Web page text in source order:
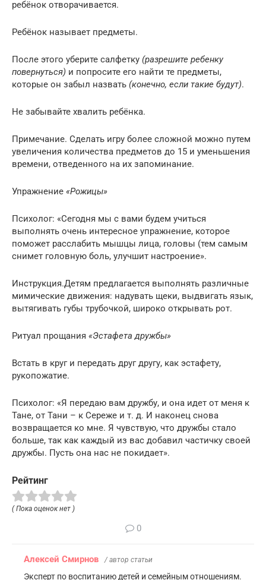
ребёнок отворачивается.
Ребёнок называет предметы.
После этого уберите салфетку (разрешите ребенку
повернуться) и попросите его найти те предметы,
которые он забыл назвать (конечно, если такие будут).
Не забывайте хвалить ребёнка.
Примечание. Сделать игру более сложной можно путем
увеличения количества предметов до 15 и уменьшения
времени, отведенного на их запоминание.
Упражнение «Рожицы»
Психолог: «Сегодня мы с вами будем учиться
выполнять очень интересное упражнение, которое
поможет расслабить мышцы лица, головы (тем самым
снимет головную боль, улучшит настроение».
Инструкция.Детям предлагается выполнять различные
мимические движения: надувать щеки, выдвигать язык,
вытягивать губы трубочкой, широко открывать рот.
Ритуал прощания «Эстафета дружбы»
Встать в круг и передать друг другу, как эстафету,
рукопожатие.
Психолог: «Я передаю вам дружбу, и она идет от меня к
Тане, от Тани – к Сереже и т. д. И наконец снова
возвращается ко мне. Я чувствую, что дружбы стало
больше, так как каждый из вас добавил частичку своей
дружбы. Пусть она нас не покидает».
Рейтинг
( Пока оценок нет )
0
Алексей Смирнов / автор статьи
Эксперт по воспитанию детей и семейным отношениям.